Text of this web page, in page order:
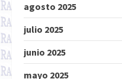
agosto 2025
julio 2025
junio 2025
mayo 2025